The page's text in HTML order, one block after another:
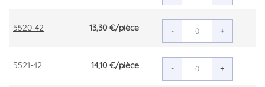
5520-42 13,30 €/pièce - +
5521-42 14,10 €/pièce - +